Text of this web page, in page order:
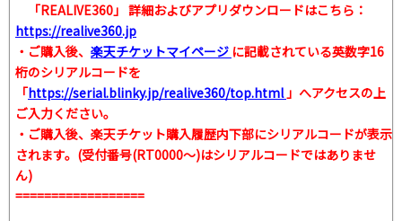
「REALIVE360」 詳細およびアプリダウンロードはこちら：
https://realive360.jp
・ご購入後、 楽天チケットマイページ に記載されている英数字16
桁のシリアルコードを
「https://serial.blinky.jp/realive360/top.html」へアクセスの上
ご入力ください。
・ご購入後、楽天チケット購入履歴内下部にシリアルコードが表示
されます。(受付番号(RT0000～)はシリアルコードではありませ
ん)
==================